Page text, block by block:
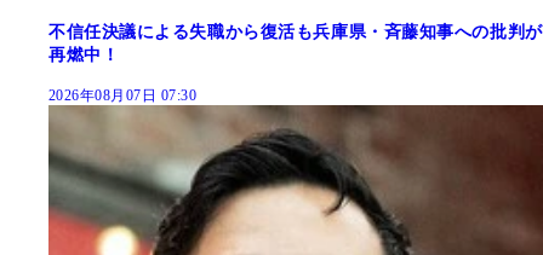
不信任決議による失職から復活も兵庫県・斉藤知事への批判が
再燃中！
2026年08月07日 07:30